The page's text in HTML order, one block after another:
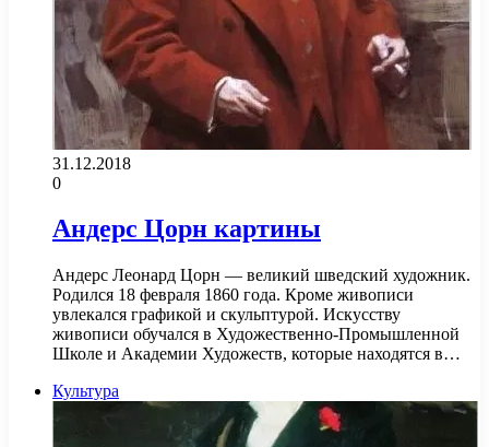
31.12.2018
0
Андерс Цорн картины
Андерс Леонард Цорн — великий шведский художник.
Родился 18 февраля 1860 года. Кроме живописи
увлекался графикой и скульптурой. Искусству
живописи обучался в Художественно-Промышленной
Школе и Академии Художеств, которые находятся в…
Культура